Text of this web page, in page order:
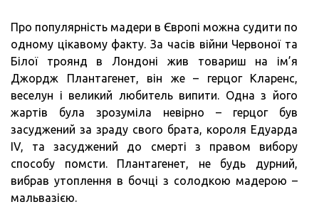
Про популярність мадери в Європі можна судити по
одному цікавому факту. За часів війни Червоної та
Білої троянд в Лондоні жив товариш на ім’я
Джордж Плантагенет, він же – герцог Кларенс,
веселун і великий любитель випити. Одна з його
жартів була зрозуміла невірно – герцог був
засуджений за зраду свого брата, короля Едуарда
IV, та засуджений до смерті з правом вибору
способу помсти. Плантагенет, не будь дурний,
вибрав утоплення в бочці з солодкою мадерою –
мальвазією.